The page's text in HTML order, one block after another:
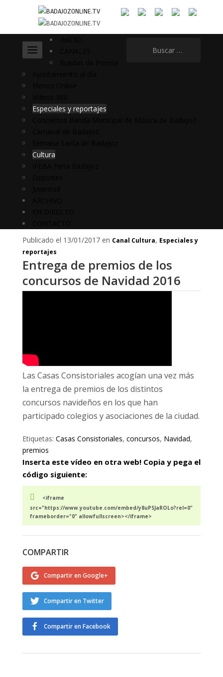
Especiales y reportajes
Cultura
Publicado el 13/01/2017 en Canal Cultura, Especiales y
reportajes
Entrega de premios de los
concursos de Navidad 2016
Las Casas Consistoriales acogían una vez más
la entrega de premios de los distintos
concursos navideños en los que han
participado colegios y asociaciones de la ciudad.
Etiquetas: Casas Consistoriales, concursos, Navidad,
premios
Inserta este vídeo en otra web! Copia y pega el
código siguiente:
<iframe
src="https://www.youtube.com/embed/y8uPSJaROLo?rel=0"
frameborder="0" allowfullscreen></iframe>
COMPARTIR
Compartir en Google+
Compartir en Twitter
Compartir en Facebook